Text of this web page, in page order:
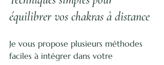
équilibrer vos chakras à distance
Je vous propose plusieurs méthodes
faciles à intégrer dans votre